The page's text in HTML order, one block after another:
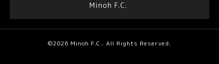
Minoh F.C.
©2026 Minoh F.C.. All Rights Reserved.